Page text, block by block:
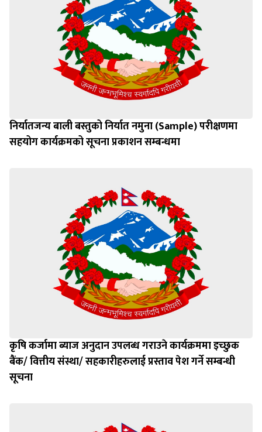
निर्यातजन्य बाली बस्तुको निर्यात नमुना (Sample) परीक्षणमा
सहयोग कार्यक्रमको सूचना प्रकाशन सम्बन्धमा
कृषि कर्जामा ब्याज अनुदान उपलब्ध गराउने कार्यक्रममा इच्छुक
बैंक/ वित्तीय संस्था/ सहकारीहरुलाई प्रस्ताव पेश गर्ने सम्बन्धी
सूचना